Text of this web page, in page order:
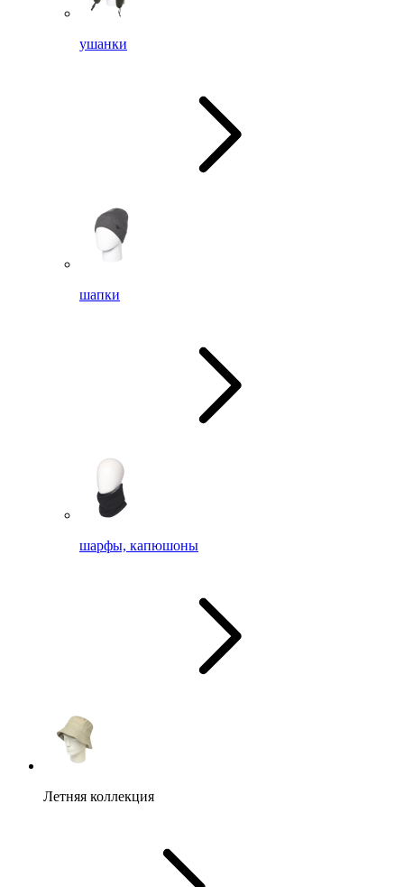
ушанки
шапки
шарфы, капюшоны
Летняя коллекция